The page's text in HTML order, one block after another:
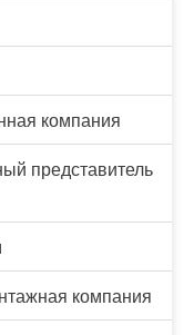
компания
представитель
компания